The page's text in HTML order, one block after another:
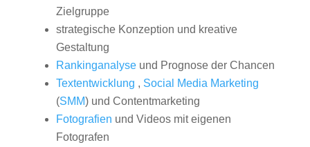
Zielgruppe
strategische Konzeption und kreative
Gestaltung
Rankinganalyseund Prognose der Chancen
Textentwicklung , Social Media Marketing
(SMM) und Contentmarketing
Fotografien und Videos mit eigenen
Fotografen